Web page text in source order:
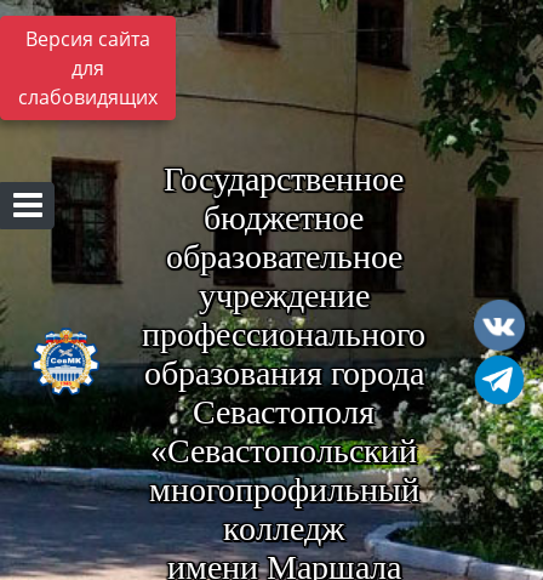
Версия сайта
для
слабовидящих
Государственное
бюджетное
образовательное
учреждение
профессионального
образования города
Севастополя
«Севастопольский
многопрофильный
колледж
имени Маршала